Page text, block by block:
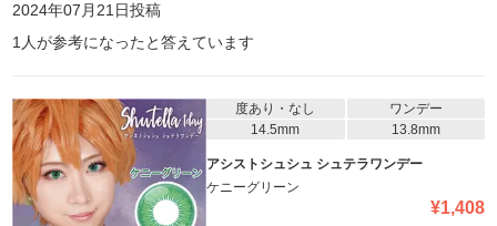
2024年07月21日投稿
1 人が参考になったと答えています
度あり・なし
ワンデー
14.5mm
13.8mm
アシストシュシュ シュテラワンデー
ケニーグリーン
¥1,408